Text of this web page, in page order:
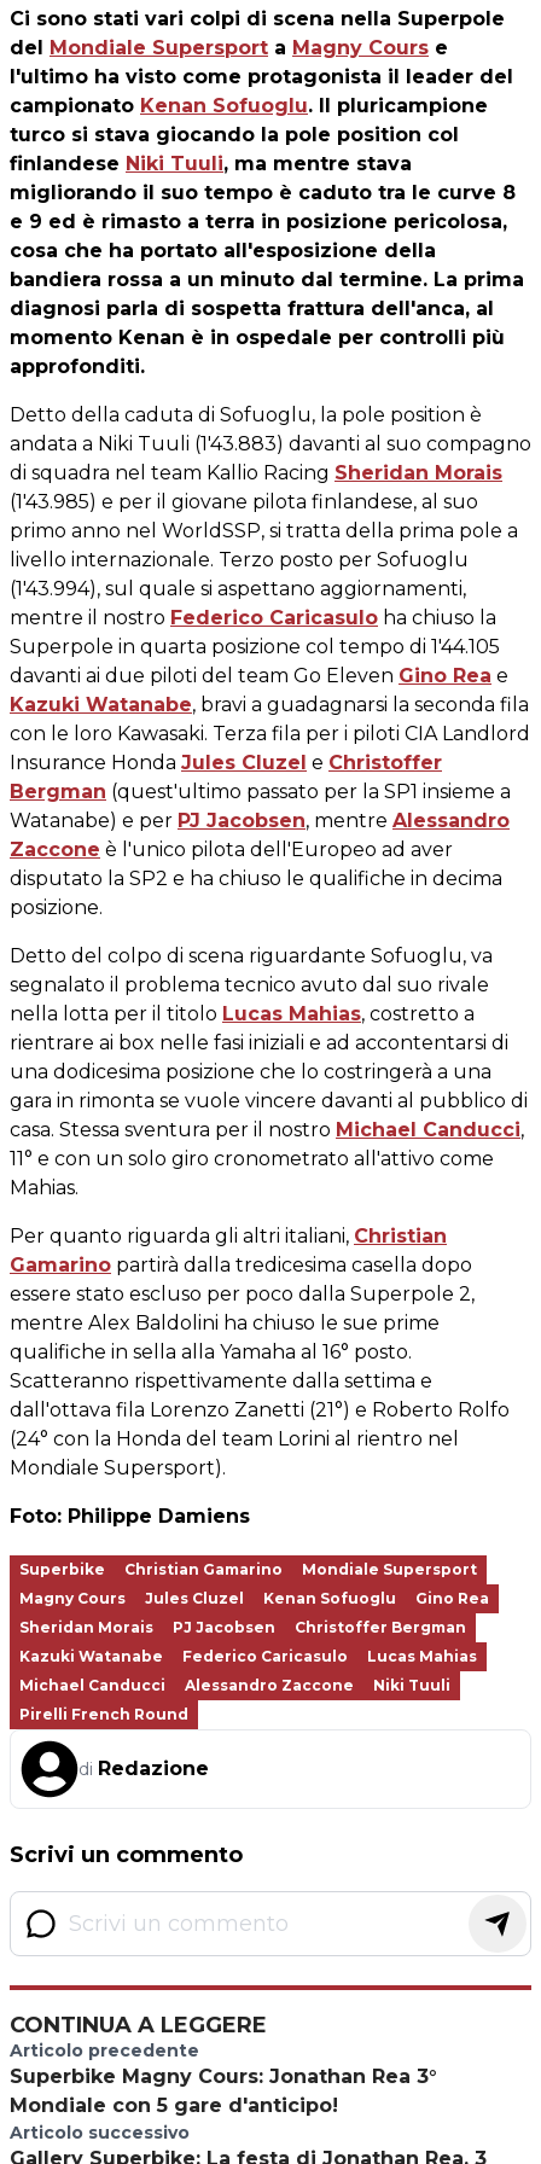
Ci sono stati vari colpi di scena nella Superpole
del Mondiale Supersport a Magny Cours e
l'ultimo ha visto come protagonista il leader del
campionato Kenan Sofuoglu. Il pluricampione
turco si stava giocando la pole position col
finlandese Niki Tuuli, ma mentre stava
migliorando il suo tempo è caduto tra le curve 8
e 9 ed è rimasto a terra in posizione pericolosa,
cosa che ha portato all'esposizione della
bandiera rossa a un minuto dal termine. La prima
diagnosi parla di sospetta frattura dell'anca, al
momento Kenan è in ospedale per controlli più
approfonditi.
Detto della caduta di Sofuoglu, la pole position è
andata a Niki Tuuli (1'43.883) davanti al suo compagno
di squadra nel team Kallio Racing Sheridan Morais
(1'43.985) e per il giovane pilota finlandese, al suo
primo anno nel WorldSSP, si tratta della prima pole a
livello internazionale. Terzo posto per Sofuoglu
(1'43.994), sul quale si aspettano aggiornamenti,
mentre il nostro Federico Caricasulo ha chiuso la
Superpole in quarta posizione col tempo di 1'44.105
davanti ai due piloti del team Go Eleven Gino Rea e
Kazuki Watanabe, bravi a guadagnarsi la seconda fila
con le loro Kawasaki. Terza fila per i piloti CIA Landlord
Insurance Honda Jules Cluzel e Christoffer
Bergman (quest'ultimo passato per la SP1 insieme a
Watanabe) e per PJ Jacobsen, mentre Alessandro
Zaccone è l'unico pilota dell'Europeo ad aver
disputato la SP2 e ha chiuso le qualifiche in decima
posizione.
Detto del colpo di scena riguardante Sofuoglu, va
segnalato il problema tecnico avuto dal suo rivale
nella lotta per il titolo Lucas Mahias, costretto a
rientrare ai box nelle fasi iniziali e ad accontentarsi di
una dodicesima posizione che lo costringerà a una
gara in rimonta se vuole vincere davanti al pubblico di
casa. Stessa sventura per il nostro Michael Canducci,
11° e con un solo giro cronometrato all'attivo come
Mahias.
Per quanto riguarda gli altri italiani, Christian
Gamarino partirà dalla tredicesima casella dopo
essere stato escluso per poco dalla Superpole 2,
mentre Alex Baldolini ha chiuso le sue prime
qualifiche in sella alla Yamaha al 16° posto.
Scatteranno rispettivamente dalla settima e
dall'ottava fila Lorenzo Zanetti (21°) e Roberto Rolfo
(24° con la Honda del team Lorini al rientro nel
Mondiale Supersport).
Foto: Philippe Damiens
Superbike Christian Gamarino
Mondiale Supersport
Magny Cours
Jules Cluzel Kenan Sofuoglu
Gino Rea
Sheridan Morais
PJ Jacobsen
Christoffer Bergman
Kazuki Watanabe
Federico Caricasulo
Lucas Mahias
Michael Canducci
Alessandro Zaccone
Niki Tuuli
Pirelli French Round
di Redazione
Scrivi un commento
CONTINUA A LEGGERE
Articolo precedente
Superbike Magny Cours: Jonathan Rea 3°
Mondiale con 5 gare d'anticipo!
Articolo successivo
Gallery Superbike: La festa di Jonathan Rea, 3